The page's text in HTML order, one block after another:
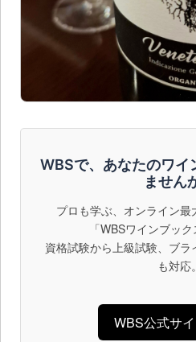
WBSで、あなたのワイ
ません
プロも学ぶ、オンライン
「WBSワインブック
資格試験から上級試験、ブ
も対応。
WBS公式サ